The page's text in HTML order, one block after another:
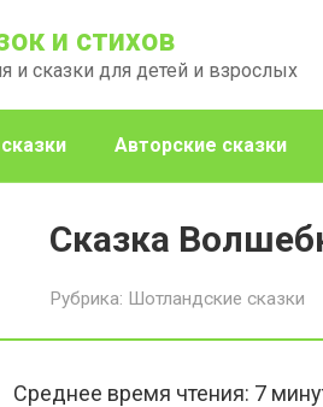
и стихов
и сказки для детей и взрослых
Авторские сказки
Сказка
Рубрика: Шотландские сказки
Среднее время чтения: 7